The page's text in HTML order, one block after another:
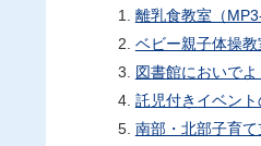
離乳食教室（
ベビー親子体操教
図書館においでよ
託児付きイベント
南部・北部子育て